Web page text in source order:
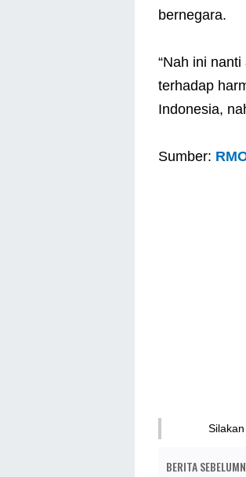
bernegara.
“Nah ini
terhadap
Indonesia,
Sumber:
BERITA